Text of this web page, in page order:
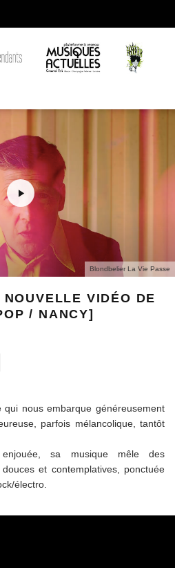
Blondbelier La Vie Passe
VIDÉO DE
/ NANCY]
qui nous embarque généreusement
parfois mélancolique, tantôt
sa musique mêle des
et contemplatives, ponctuée
électro.